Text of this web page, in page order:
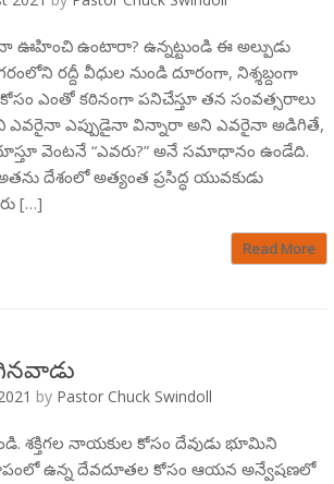
ఊహించి ఉంటారా? ఉన్నట్టుండి ఈ అల్పుడు
రద్దీ వీధుల నుండి దూరంగా, నిశ్శబ్దంగా
ఎంతో కఠినంగా పనిచేస్తూ తన సంవత్సరాలు
ఎవరైనా ఎప్పుడైనా విన్నారా అని ఎవరైనా అడిగితే,
వెంటనే “ఎవరు?” అనే సమాధానం ఉండేది.
దేశంలో అత్యంత ప్రసిద్ధ యువకుడు
[…]
Read More
by Pastor Chuck Swindoll
శక్తిగల నాయకుల కోసం దేవుడు భూమిని
ఉన్న దేవదూతల కోసం ఆయన అన్వేషణలో